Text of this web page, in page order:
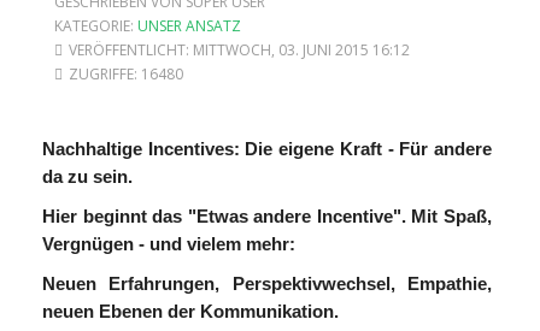
KATEGORIE: UNSER ANSATZ
VERÖFFENTLICHT: MITTWOCH, 03. JUNI 2015 16:12
ZUGRIFFE: 16480
Nachhaltige Incentives: Die eigene Kraft - Für andere
da zu sein.
Hier beginnt das "Etwas andere Incentive". Mit Spaß,
Vergnügen - und vielem mehr:
Neuen Erfahrungen, Perspektivwechsel, Empathie,
neuen Ebenen der Kommunikation.